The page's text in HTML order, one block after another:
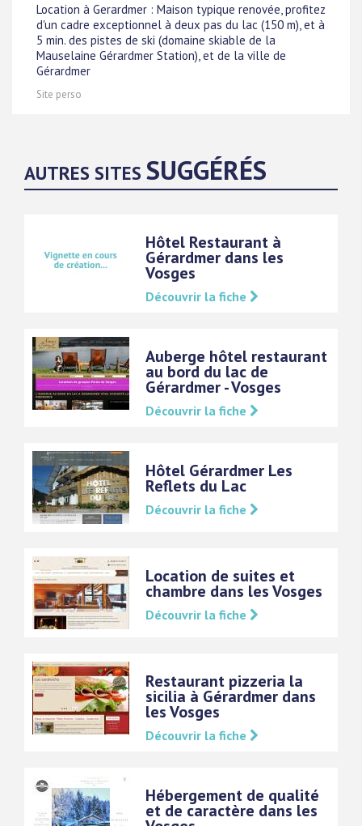
Location à Gerardmer : Maison typique renovée, profitez
d'un cadre exceptionnel à deux pas du lac (150 m), et à
5 min. des pistes de ski (domaine skiable de la
Mauselaine Gérardmer Station), et de la ville de
Gérardmer
Site perso
AUTRES SITES SUGGÉRÉS
Hôtel Restaurant à
Gérardmer dans les
Vosges
Découvrir la fiche
Auberge hôtel restaurant
au bord du lac de
Gérardmer - Vosges
Découvrir la fiche
Hôtel Gérardmer Les
Reflets du Lac
Découvrir la fiche
Location de suites et
chambre dans les Vosges
Découvrir la fiche
Restaurant pizzeria la
sicilia à Gérardmer dans
les Vosges
Découvrir la fiche
Hébergement de qualité
et de caractère dans les